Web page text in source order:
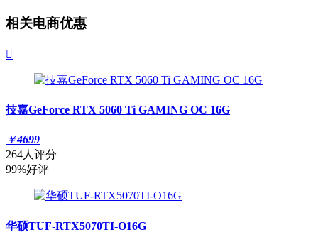
相关电商优惠

技嘉GeForce RTX 5060 Ti GAMING OC 16G
￥4699
264人评分
99%好评
华硕TUF-RTX5070TI-O16G